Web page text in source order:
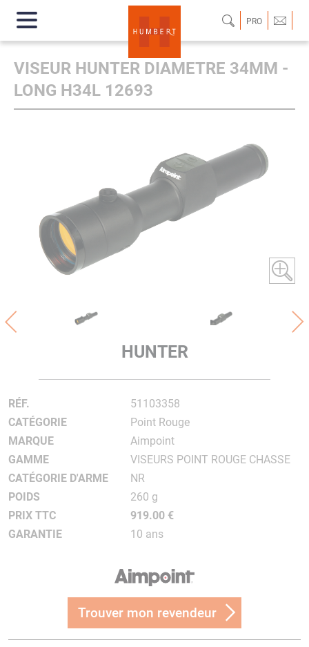
PRO
VISEUR HUNTER DIAMETRE 34MM -
LONG H34L 12693
HUNTER
RÉF.
51103358
CATÉGORIE
Point Rouge
MARQUE
Aimpoint
GAMME
VISEURS POINT ROUGE CHASSE
CATÉGORIE D'ARME
NR
POIDS
260 g
PRIX TTC
919.00 €
GARANTIE
10 ans
Trouver mon revendeur